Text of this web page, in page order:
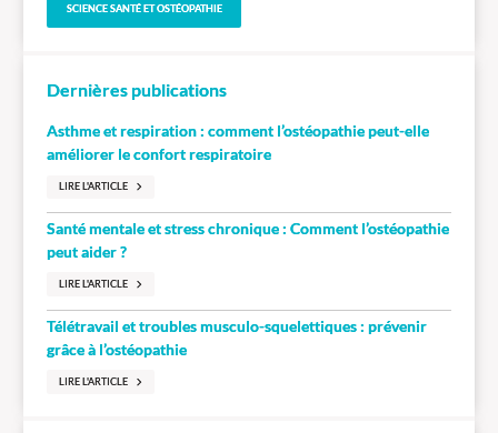
SCIENCE SANTÉ ET OSTÉOPATHIE
Dernières publications
Asthme et respiration : comment l’ostéopathie peut-elle
améliorer le confort respiratoire
LIRE L'ARTICLE
Santé mentale et stress chronique : Comment l’ostéopathie
peut aider ?
LIRE L'ARTICLE
Télétravail et troubles musculo-squelettiques : prévenir
grâce à l’ostéopathie
LIRE L'ARTICLE